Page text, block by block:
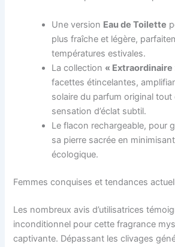
Une version Eau de Toilette
plus fraîche et légère,
températures estivales.
La collection « Extraordinaire
facettes étincelantes,
solaire du parfum original
sensation d’éclat subtil.
Le flacon rechargeable, pour
sa pierre sacrée en
écologique.
Femmes conquises et tendances
Les nombreux avis d’utilisatrices
inconditionnel pour cette fragrance
captivante. Dépassant les clivages